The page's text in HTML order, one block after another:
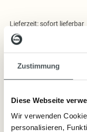
Zustimmung
Diese Webseite
Wir verwenden
personalisieren,
Lieferzeit: sofort lieferbar
14,80 €
Artikelnummer:3717